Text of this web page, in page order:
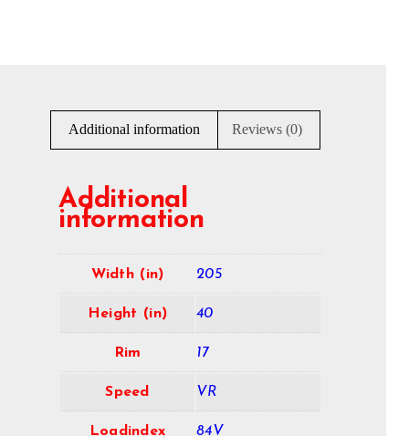
Additional information Reviews (0)
Additional
information
Width (in) 205
Height (in) 40
Rim 17
Speed VR
Loadindex 84V